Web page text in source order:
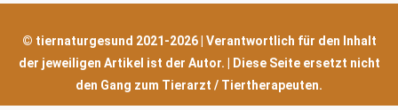
© tiernaturgesund 2021-2026 | Verantwortlich für den Inhalt
der jeweiligen Artikel ist der Autor. | Diese Seite ersetzt nicht
den Gang zum Tierarzt / Tiertherapeuten.